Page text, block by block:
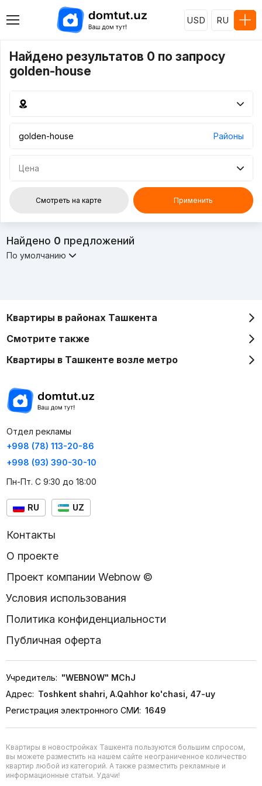
USD RU
Найдено результатов 0 по запросу
golden-house
Районы
Цена
Смотреть на карте Применить
Найдено 0 предложений
По умолчанию
Квартиры в районах Ташкента
Смотрите также
Квартиры в Ташкенте возле метро
Отдел рекламы
+998 (78) 113-20-86
+998 (93) 390-30-10
Пн-Пт. С 9:30 до 18:00
RU UZ
Контакты
О проекте
Проект компании Webnow ©
Условия использования
Политика конфиденциальности
Публичная оферта
Учредитель: "WEBNOW" MChJ
Адрес: Toshkent shahri, A.Qahhor ko'chasi, 47-uy
Регистрация электронного СМИ: 1649
Квартиры в новостройках Ташкента пользуются большим спросом,
вы можете разместить на нашем сайте неограниченное количество
квартир любой из категорий. А также разместить рекламные и
информационные статьи. Удачи!